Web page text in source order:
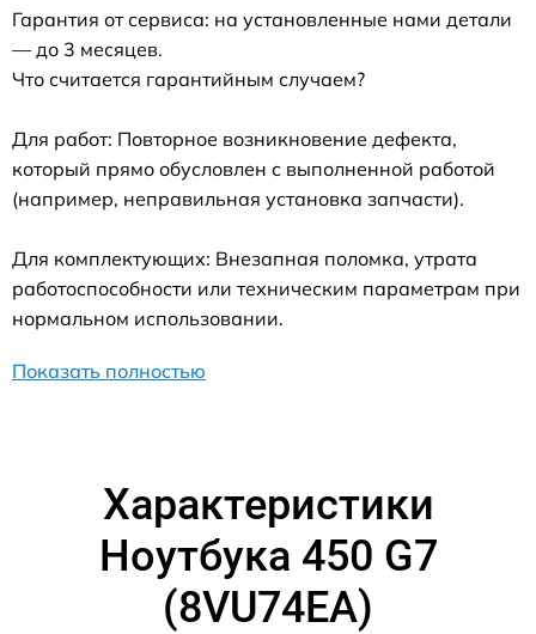
Гарантия от сервиса: на установленные нами детали
— до 3 месяцев.
Что считается гарантийным случаем?
Для работ: Повторное возникновение дефекта,
который прямо обусловлен с выполненной работой
(например, неправильная установка запчасти).
Для комплектующих: Внезапная поломка, утрата
работоспособности или техническим параметрам при
нормальном использовании.
Показать полностью
Характеристики
Ноутбука 450 G7
(8VU74EA)